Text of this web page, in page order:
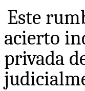
Este
acierto
privada